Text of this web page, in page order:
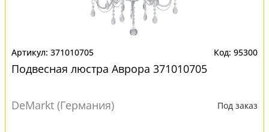
371010705 95300
Подвесная люстра Аврора 371010705
DeMarkt (Германия) Под заказ